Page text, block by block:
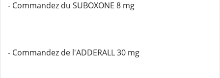
- Commandez du SUBOXONE 8 mg
- Commandez de l'ADDERALL 30 mg